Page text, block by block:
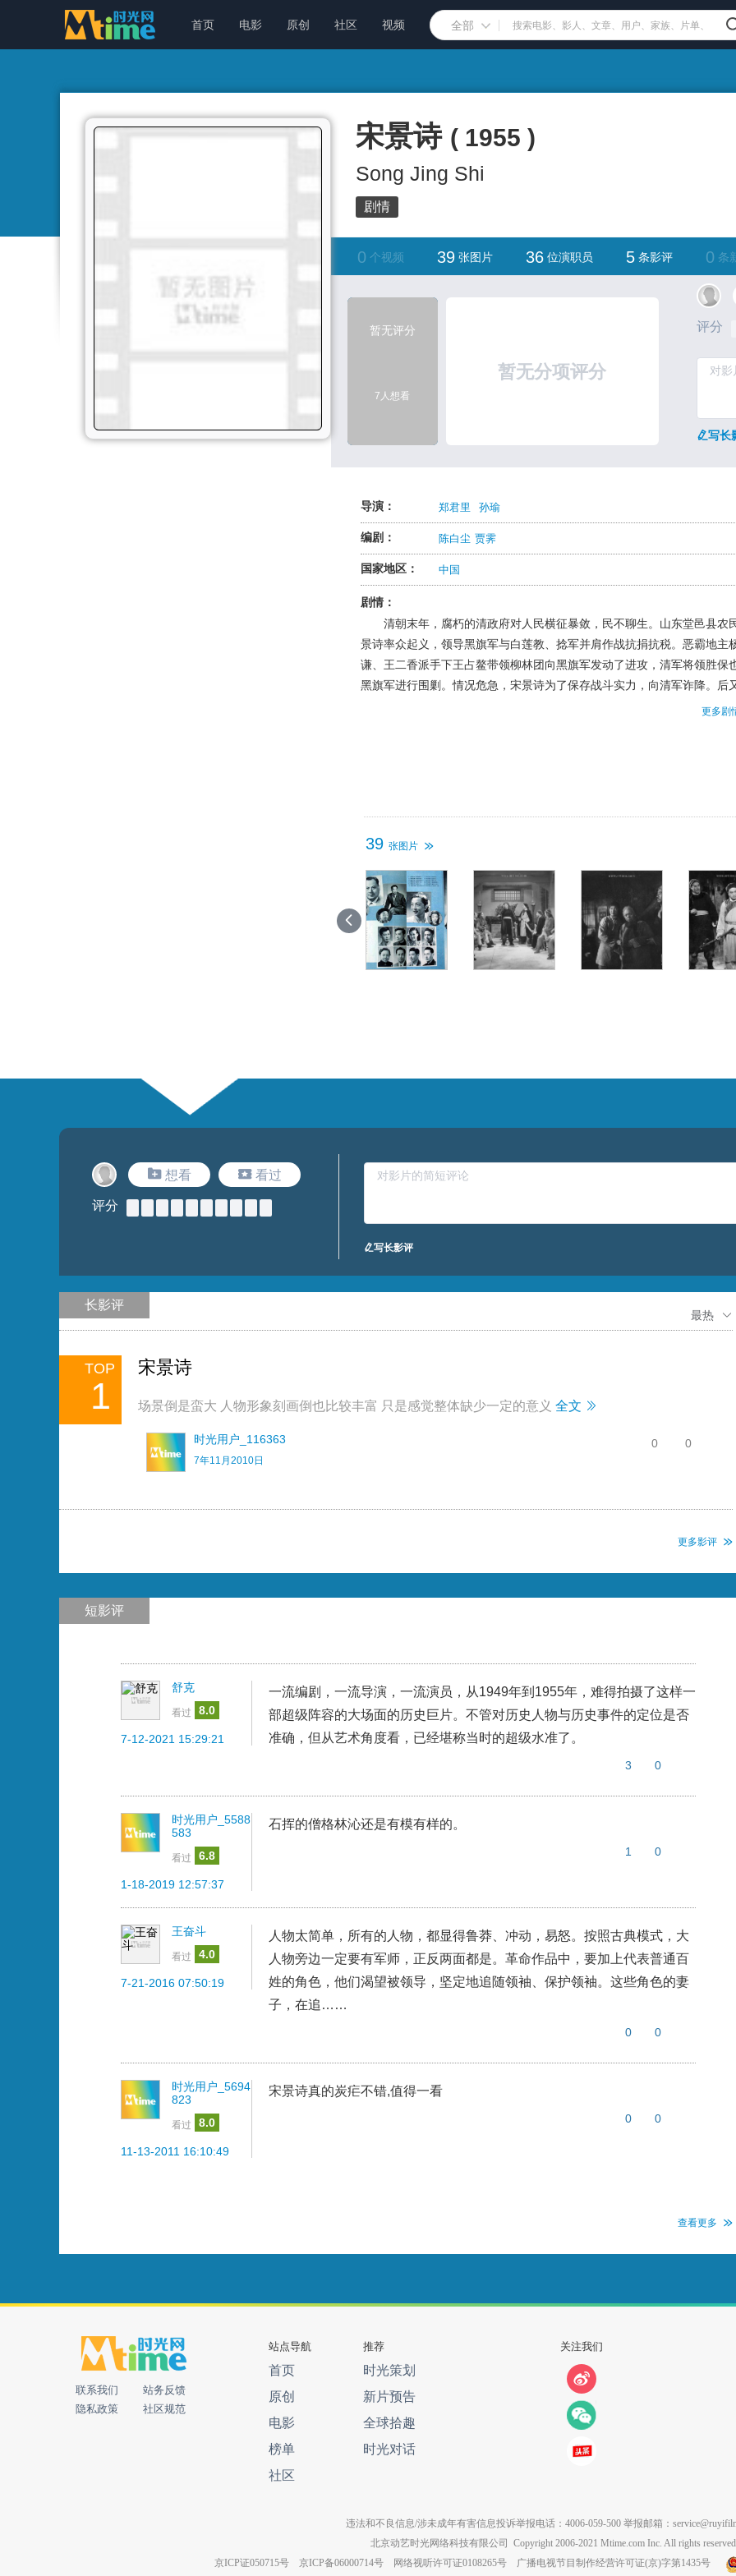
首页 电影 原创 社区 视频 全部
宋景诗 ( 1955 )
Song Jing Shi
剧情
0 个视频 39张图片 36位演职员 5条影评 0 条
暂无评分
7人想看
暂无分项评分
评分
写长
导演： 郑君里 孙瑜
编剧： 陈白尘 贾霁
国家地区： 中国
剧情：
清朝末年，腐朽的清政府对人民横征暴敛，民不聊生。山东堂邑县农
景诗率众起义，领导黑旗军与白莲教、捻军并肩作战抗捐抗税。恶霸地主
谦、王二香派手下王占鳌带领柳林团向黑旗军发动了进攻，清军将领胜保
黑旗军进行围剿。情况危急，宋景诗为了保存战斗实力，向清军诈降。后
住机会重新拉起队伍，由陕西打回山东，打败了柳林团，并将地主杨鸣谦
更多剧
39 张图片
想看 看过
评分
写长影评
长影评
最热
TOP
1
宋景诗
场景倒是蛮大 人物形象刻画倒也比较丰富 只是感觉整体缺少一定的意义 全文
时光用户_116363
7年11月2010日
0 0
更多影评
短影评
舒克
看过 8.0
7-12-2021 15:29:21
一流编剧，一流导演，一流演员，从1949年到1955年，难得拍摄了这样一
部超级阵容的大场面的历史巨片。不管对历史人物与历史事件的定位是否
准确，但从艺术角度看，已经堪称当时的超级水准了。
3 0
时光用户_5588
583
看过 6.8
1-18-2019 12:57:37
石挥的僧格林沁还是有模有样的。
1 0
王奋斗
看过 4.0
7-21-2016 07:50:19
人物太简单，所有的人物，都显得鲁莽、冲动，易怒。按照古典模式，大
人物旁边一定要有军师，正反两面都是。革命作品中，要加上代表普通百
姓的角色，他们渴望被领导，坚定地追随领袖、保护领袖。这些角色的妻
子，在追……
0 0
时光用户_5694
823
看过 8.0
11-13-2011 16:10:49
宋景诗真的炭疟不错,值得一看
0 0
查看更多
联系我们
站务反馈
隐私政策
社区规范
站点导航
首页
原创
电影
榜单
社区
推荐
时光策划
新片预告
全球拾趣
时光对话
关注我们
违法和不良信息/涉未成年有害信息投诉举报电话：4006-059-500 举报邮箱：
北京动艺时光网络科技有限公司
Copyright 2006-2021 Mtime.com Inc. All rights
京ICP证050715号
京ICP备06000714号 网络视听许可证0108265号 广播电视节目制作经营许可证(京)字第1435号